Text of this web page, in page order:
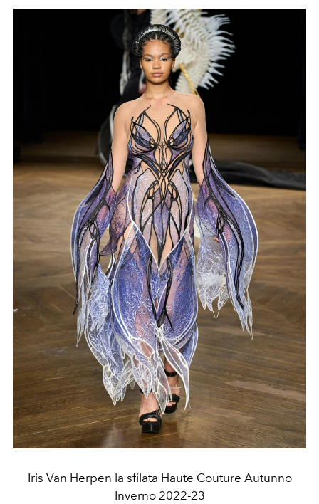
Iris Van Herpen la sfilata Haute Couture Autunno
Inverno 2022-23